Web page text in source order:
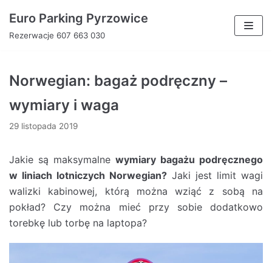
Skocz
Euro Parking Pyrzowice
Rezerwacje 607 663 030
Norwegian: bagaż podręczny –
wymiary i waga
29 listopada 2019
Jakie są maksymalne wymiary bagażu podręcznego
w liniach lotniczych Norwegian? Jaki jest limit wagi
walizki kabinowej, którą można wziąć z sobą na
pokład? Czy można mieć przy sobie dodatkowo
torebkę lub torbę na laptopa?